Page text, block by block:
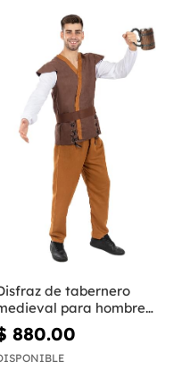
de tabernero
para hombre
grande
880.00